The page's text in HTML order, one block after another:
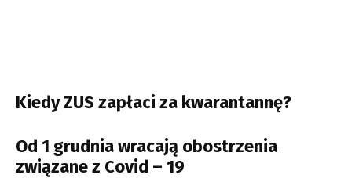
Kiedy ZUS zapłaci za kwarantannę?
Od 1 grudnia wracają obostrzenia
związane z Covid – 19